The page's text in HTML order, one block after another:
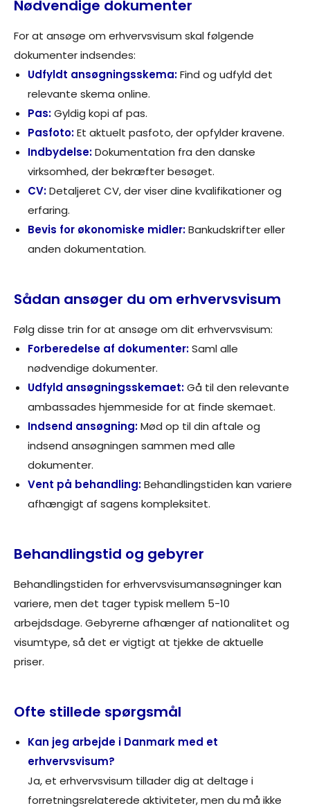
Nødvendige dokumenter
For at ansøge om erhvervsvisum skal følgende
dokumenter indsendes:
Udfyldt ansøgningsskema:Find og udfyld det
relevante skema online.
Pas:Gyldig kopi af pas.
Pasfoto:Et aktuelt pasfoto, der opfylder kravene.
Indbydelse:Dokumentation fra den danske
virksomhed, der bekræfter besøget.
CV:Detaljeret CV, der viser dine kvalifikationer og
erfaring.
Bevis for økonomiske midler:Bankudskrifter eller
anden dokumentation.
Sådan ansøger du om erhvervsvisum
Følg disse trin for at ansøge om dit erhvervsvisum:
Forberedelse af dokumenter:Saml alle
nødvendige dokumenter.
Udfyld ansøgningsskemaet:Gå til den relevante
ambassades hjemmeside for at finde skemaet.
Indsend ansøgning:Mød op til din aftale og
indsend ansøgningen sammen med alle
dokumenter.
Vent på behandling:Behandlingstiden kan variere
afhængigt af sagens kompleksitet.
Behandlingstid og gebyrer
Behandlingstiden for erhvervsvisumansøgninger kan
variere, men det tager typisk mellem 5-10
arbejdsdage. Gebyrerne afhænger af nationalitet og
visumtype, så det er vigtigt at tjekke de aktuelle
priser.
Ofte stillede spørgsmål
Kan jeg arbejde i Danmark med et
erhvervsvisum?
Ja, et erhvervsvisum tillader dig at deltage i
forretningsrelaterede aktiviteter, men du må ikke